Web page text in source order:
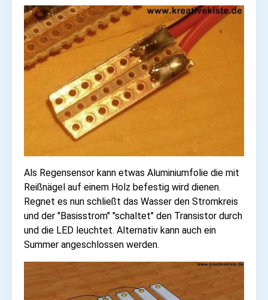
Als Regensensor kann etwas Aluminiumfolie die mit
Reißnägel auf einem Holz befestig wird dienen.
Regnet es nun schließt das Wasser den Stromkreis
und der "Basisstrom" "schaltet" den Transistor durch
und die LED leuchtet. Alternativ kann auch ein
Summer angeschlossen werden.